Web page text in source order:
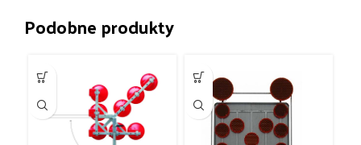
Podobne produkty